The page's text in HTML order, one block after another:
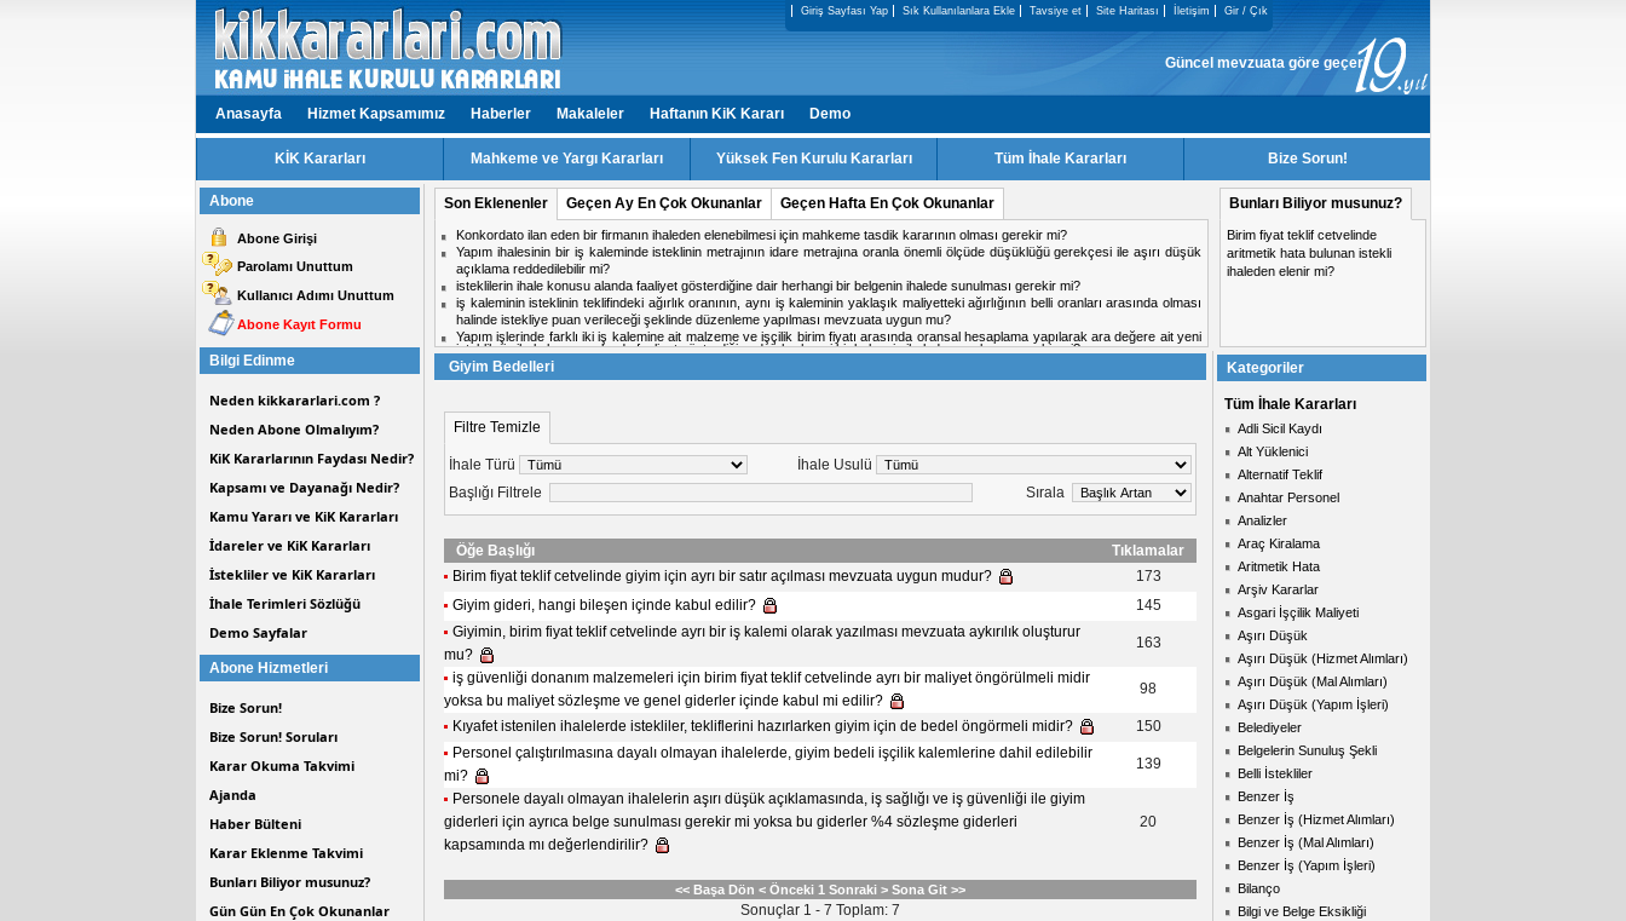
Giriş Sayfası Yap Sık Kullanılanlara Ekle Tavsiye et Site Haritası İletişim Gir / Çık
Güncel mevzuata göre geçerliği kalmayan KiK Kararları, sitemizden
Anasayfa Hizmet Kapsamımız Haberler Makaleler Haftanın KiK Kararı Demo
KİK Kararları Mahkeme ve Yargı Kararları Yüksek Fen Kurulu Kararları Tüm İhale Kararları Bize Sorun!
Abone
Abone Girişi
Parolamı Unuttum
Kullanıcı Adımı Unuttum
Abone Kayıt Formu
Bilgi Edinme
Neden kikkararlari.com ?
Neden Abone Olmalıyım?
KiK Kararlarının Faydası Nedir?
Kapsamı ve Dayanağı Nedir?
Kamu Yararı ve KiK Kararları
İdareler ve KiK Kararları
İstekliler ve KiK Kararları
İhale Terimleri Sözlüğü
Demo Sayfalar
Abone Hizmetleri
Bize Sorun!
Bize Sorun! Soruları
Karar Okuma Takvimi
Ajanda
Haber Bülteni
Karar Eklenme Takvimi
Bunları Biliyor musunuz?
Gün Gün En Çok Okunanlar
Son Eklenenler Geçen Ay En Çok Okunanlar Geçen Hafta En Çok Okunanlar
isteklilerin ihale konusu alanda faaliyet gösterdiğine dair herhangi bir belgenin ihalede sunulması gerekir mi?
Aynı ihalede iki firmadan birinin doküman indirmiş olduğu IP adresinden diğer firmanın da teklif vermesi yasaklanma nedeni
midir?
Hizmet işlerinde işin tamamlandığı tarih ile kabul tarihi aynı tarih olabilir mi?
ihale komisyon kararı için karşı oy kullanan üyeler gerekçesini yazması gerekir mi?
Personel taşıma ihalesinde, kesin teminat süresinin 2 yıl olarak belirlenmesi mevzuata uygun mu?
Kısmi zamanlı çalışma yapacak personel için teklif c?etvelinde ayrı satır açılabilir mi
Bunları Biliyor musunuz?
Birim fiyat teklif cetvelinde
aritmetik hata bulunan istekli
ihaleden elenir mi?
Giyim Bedelleri
Filtre Temizle
İhale Türü
İhale Usulü
Başlığı Filtrele
Sırala
Öğe Başlığı
Tıklamalar
Birim fiyat teklif cetvelinde giyim için ayrı bir satır açılması mevzuata uygun mudur?
173
Giyim gideri, hangi bileşen içinde kabul edilir?
145
Giyimin, birim fiyat teklif cetvelinde ayrı bir iş kalemi olarak yazılması mevzuata aykırılık oluşturur
mu?
163
iş güvenliği donanım malzemeleri için birim fiyat teklif cetvelinde ayrı bir maliyet öngörülmeli midir
yoksa bu maliyet sözleşme ve genel giderler içinde kabul mi edilir?
98
Kıyafet istenilen ihalelerde istekliler, tekliflerini hazırlarken giyim için de bedel öngörmeli midir?
150
Personel çalıştırılmasına dayalı olmayan ihalelerde, giyim bedeli işçilik kalemlerine dahil edilebilir
mi?
139
Personele dayalı olmayan ihalelerin aşırı düşük açıklamasında, iş sağlığı ve iş güvenliği ile giyim
giderleri için ayrıca belge sunulması gerekir mi yoksa bu giderler %4 sözleşme giderleri
kapsamında mı değerlendirilir?
20
<< Başa Dön < Önceki 1 Sonraki > Sona Git >>
Sonuçlar 1 - 7 Toplam: 7
Kategoriler
Tüm İhale Kararları
Adli Sicil Kaydı
Alt Yüklenici
Alternatif Teklif
Anahtar Personel
Analizler
Araç Kiralama
Aritmetik Hata
Arşiv Kararlar
Asgari İşçilik Maliyeti
Aşırı Düşük
Aşırı Düşük (Hizmet Alımları)
Aşırı Düşük (Mal Alımları)
Aşırı Düşük (Yapım İşleri)
Belediyeler
Belgelerin Sunuluş Şekli
Belli İstekliler
Benzer İş
Benzer İş (Hizmet Alımları)
Benzer İş (Mal Alımları)
Benzer İş (Yapım İşleri)
Bilanço
Bilgi ve Belge Eksikliği